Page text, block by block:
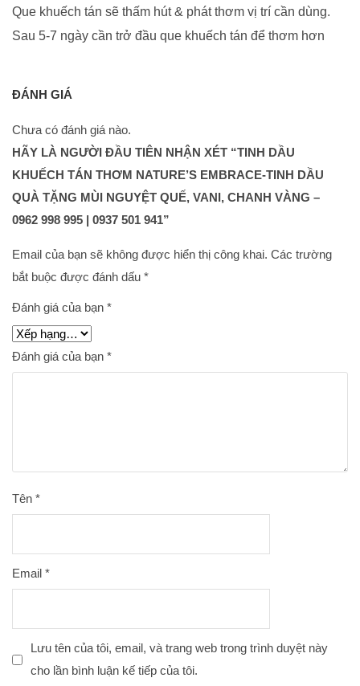
Que khuếch tán sẽ thấm hút & phát thơm vị trí cần dùng.
Sau 5-7 ngày cần trở đầu que khuếch tán để thơm hơn
ĐÁNH GIÁ
Chưa có đánh giá nào.
HÃY LÀ NGƯỜI ĐẦU TIÊN NHẬN XÉT “TINH DẦU
KHUẾCH TÁN THƠM NATURE’S EMBRACE-TINH DẦU
QUÀ TẶNG MÙI NGUYỆT QUẾ, VANI, CHANH VÀNG –
0962 998 995 | 0937 501 941”
Email của bạn sẽ không được hiển thị công khai. Các trường
bắt buộc được đánh dấu *
Đánh giá của bạn *
Đánh giá của bạn *
Tên *
Email *
Lưu tên của tôi, email, và trang web trong trình duyệt này
cho lần bình luận kế tiếp của tôi.